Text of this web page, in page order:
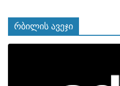
რბილის ავეჯი